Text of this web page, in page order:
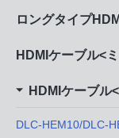
ロングタイプ
HDMIケーブル<
HDMIケーブル
DLC-HEM10/DLC-